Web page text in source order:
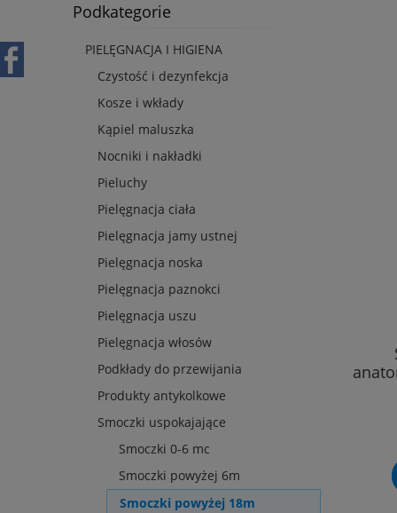
Podkategorie
PIELĘGNACJA I HIGIENA
Czystość i dezynfekcja
Kosze i wkłady
Kąpiel maluszka
Nocniki i nakładki
Pieluchy
Pielęgnacja ciała
Pielęgnacja jamy ustnej
Pielęgnacja noska
Pielęgnacja paznokci
Pielęgnacja uszu
Pielęgnacja włosów
Podkłady do przewijania
Produkty antykolkowe
Smoczki uspokajające
Smoczki 0-6 mc
Smoczki powyżej 6m
Smoczki powyżej 18m